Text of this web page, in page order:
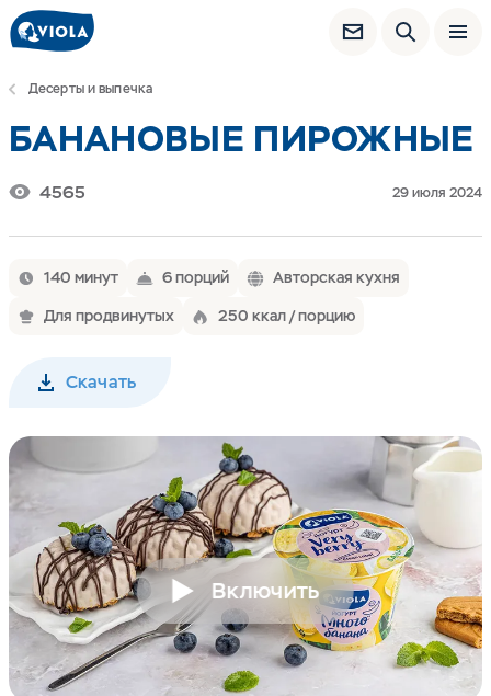
Десерты и выпечка
БАНАНОВЫЕ ПИРОЖНЫЕ
4565 29 июля 2024
140 минут 6 порций
Авторская кухня
Для продвинутых
250 ккал / порцию
Скачать
Включить